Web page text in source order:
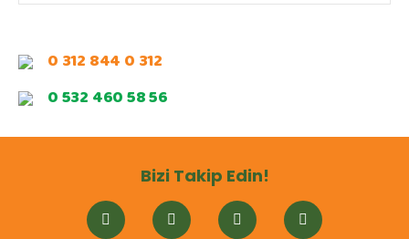
0 312 844 0 312
0 532 460 58 56
Bizi Takip Edin!